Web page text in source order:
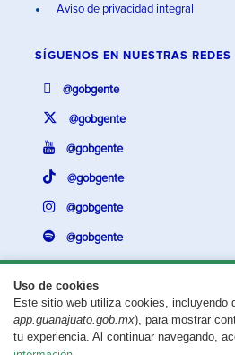
Uso de cookies
Este sitio web utiliza cookies, incluyendo
app.guanajuato.gob.mx), para mostrar
tu experiencia. Al continuar navegando,
Aviso de privacidad integral
SÍGUENOS EN NUESTRAS REDES
@gobgente
@gobgente
@gobgente
@gobgente
@gobgente
@gobgente
¿Existe algún problema con esta
Aviso legal